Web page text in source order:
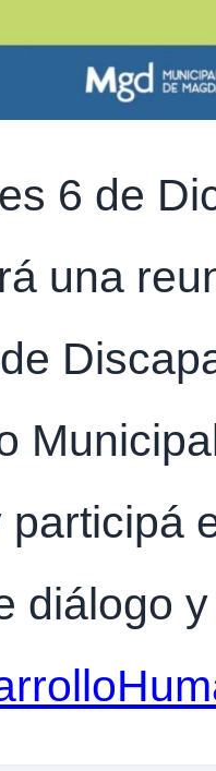
6 de
una
participá
diálogo